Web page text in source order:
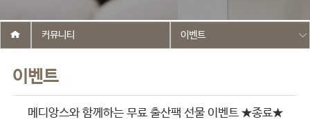
이벤트
커뮤니티 이벤트
메디앙스와 함께하는 무료 출산팩 선물 이벤트 ★종료★